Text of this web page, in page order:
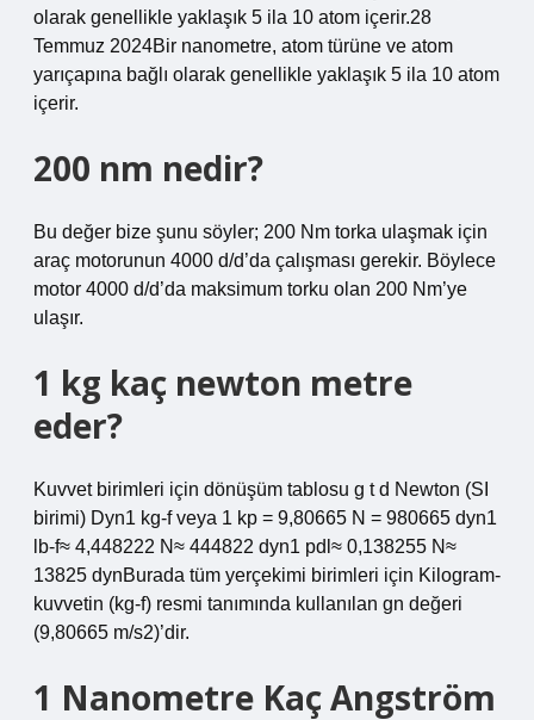
olarak genellikle yaklaşık 5 ila 10 atom içerir.28
Temmuz 2024Bir nanometre, atom türüne ve atom
yarıçapına bağlı olarak genellikle yaklaşık 5 ila 10 atom
içerir.
200 nm nedir?
Bu değer bize şunu söyler; 200 Nm torka ulaşmak için
araç motorunun 4000 d/d’da çalışması gerekir. Böylece
motor 4000 d/d’da maksimum torku olan 200 Nm’ye
ulaşır.
1 kg kaç newton metre
eder?
Kuvvet birimleri için dönüşüm tablosu g t d Newton (SI
birimi) Dyn1 kg-f veya 1 kp = 9,80665 N = 980665 dyn1
lb-f≈ 4,448222 N≈ 444822 dyn1 pdl≈ 0,138255 N≈
13825 dynBurada tüm yerçekimi birimleri için Kilogram-
kuvvetin (kg-f) resmi tanımında kullanılan gn değeri
(9,80665 m/s2)’dir.
1 Nanometre Kaç Angström